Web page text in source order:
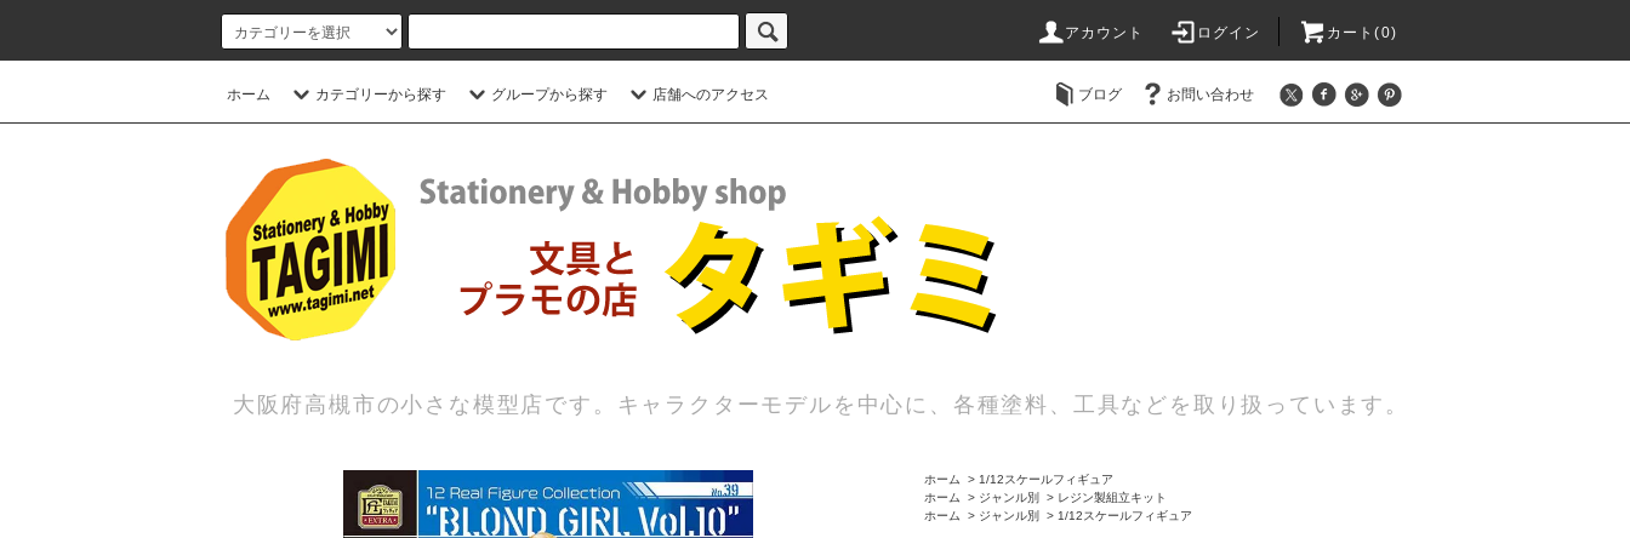
アカウント ログイン カート(0)
ホーム カテゴリーから探す グループから探す 店舗へのアクセス ブログ お問い合わせ
大阪府高槻市の小さな模型店です。キャラクターモデルを中心に、各種塗料、工具などを取り扱っています。
ホーム > 1/12スケールフィギュア
ホーム
> ジャンル別 > レジン製組立キット
ホーム
> ジャンル別 > 1/12スケールフィギュア